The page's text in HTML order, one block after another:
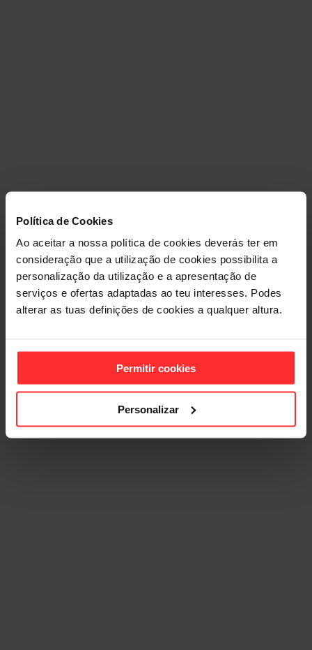
Política de Cookies
Ao aceitar a nossa política de cookies deverás ter em
consideração que a utilização de cookies possibilita a
personalização da utilização e a apresentação de
serviços e ofertas adaptadas ao teu interesses. Podes
alterar as tuas definições de cookies a qualquer altura.
Permitir cookies
Personalizar
RECRUTAMENTO
PERSONAL
TRAINERS
Desenvolve o teu negócio em cedência de espaço numa das